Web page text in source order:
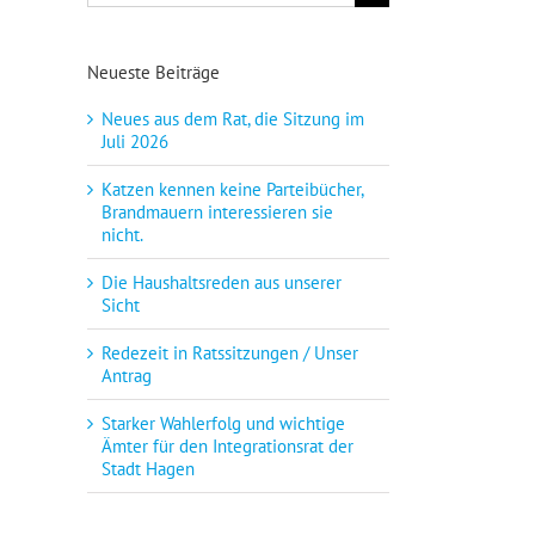
nach:
Neueste Beiträge
Neues aus dem Rat, die Sitzung im
Juli 2026
Katzen kennen keine Parteibücher,
Brandmauern interessieren sie
nicht.
Die Haushaltsreden aus unserer
Sicht
Redezeit in Ratssitzungen / Unser
Antrag
Starker Wahlerfolg und wichtige
Ämter für den Integrationsrat der
Stadt Hagen